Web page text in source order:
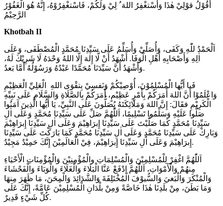
أَقُوْلُ قوْلِيْ هٰذَا وَأَسْتغْفِرُ اللهَ ُ لِيْ وَلَكُمْ، فَاسْتغْفِرُوْهُ، إِنَّهُ هُوَ الْغَفُوْرُ
الرَّحِيْمُ
Khotbah II
اَلْحَمْدُ للّٰهِ وَكَفَى، وَأُصَلِّيْ وَأُسَلِّمُ عَلَى سَيِّدِنَا مُحَمَّدٍ الْمُصْطَفَى، وَعَلَى
اٰلِهِ وَأَصْحَابِهِ أَهْلِ الْوَفَا. أَشْهَدُ أَنْ لَّا إِلٰهَ إِلَّا اللهُ وَحْدَهُ لَا شَرِيْكَ لَهُ،
وَأَشْهَدُ أَنَّ سَيِّدَنَا مُحَمَّدًا عَبْدُهُ وَرَسُوْلُهُ أَمَّا بَعدُ.
فَيا أَيُّها الْمُسْلِمُوْنَ، أُوْصِيْكُمْ وَنَفسِيْ بِتقْوَى اللهِ الْعَلِيِّ الْعَظِيْمِ
وَاعْلَمُوْا أَنَّ اللهَ أَمَرَكُمْ بِأَمْرٍ عَظِيْمٍ، أَمَرَكُمْ بِالصَّلَاةِ وَالسَّلَامِ عَلَى نَبِيِّهِ
الْكَرِيْمِ فقَالَ: إِنَّ اللهَ وَمَلَائِكَتَهُ يُصَلُّونَ عَلَى النَّبِيِّ، يَا أَيُّها الَّذِينَ آمَنُوا
صَلُّوا عَلَيْهِ وَسَلِّمُوا تَسْلِيمًا، اَللّٰهُمَّ صَلِّ عَلَى سَيِّدِنَا مُحَمَّدٍ وَعَلَى اٰلِ
سَيِّدِنَا مُحَمَّدٍ كَمَا صَلَّيْتَ عَلَى سَيِّدِنَا إِبرَاهِيْمَ وَعَلَى اٰلِ سَيِّدِنَا إِبرَاهِيْمَ
وَبَارِكْ عَلَى سَيِّدِنَا مُحَمَّدٍ وَعَلَى اٰلِ سَيِّدِنَا مُحَمَّدٍ كَمَا بَارَكْتَ عَلَى سَيِّدِنَا
إِبرَاهِيْمَ وَعَلَى اٰلِ سَيِّدِنَا إِبرَاهِيْمَ، فِيْ الْعَالَمِيْنَ إِنَّكَ حَمِيْدٌ مَجِيْدٌ.
اَللّٰهُمَّ اغْفِرْ لِلْمُسْلِمِيْنَ وَالْمُسْلِمَاتِ والْمُؤْمِنِيْنَ وَالْمُؤْمِنَاتِ الْأَحْيَاءِ
مِنهُمْ وَالْأَمْوَاتِ، اَللّٰهُمَّ ادْفَعْ عَنَّا الْبَلَاءَ وَالْغَلَاءَ وَالْوَبَاءَ وَالْفَحْشَاءَ
وَالْمُنْكَرَ وَالْبَغيَ وَالسُّيوْفَ الْمُخْتَلِفَةَ وَالشَّدَائِدَ وَالْمِحَنَ، مَا ظَهَرَ مِنهَا
وَمَا بَطَنَ، مِنْ بلَدِنَا هٰذَا خَاصَّةً وَمِنْ بلْدَانِ الْمُسْلِمِيْنَ عَامَّةً، إِنَّكَ عَلَى
كُلِّ شَيْءٍ قَدِيرٌ.